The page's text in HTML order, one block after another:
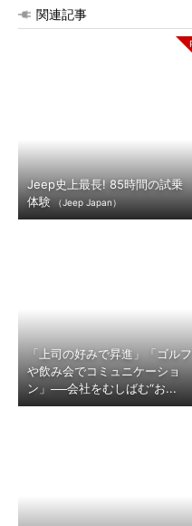
関連記事
Jeep史上最長! 85時間の試乗
体験
（Jeep Japan）
「上司の好みで昇進」「ゴルフ
や飲み会でコミュニケーショ
ン」──会社をむしばむ“お...